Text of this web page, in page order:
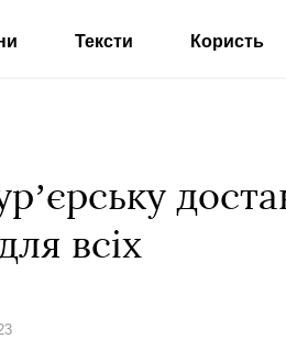
Тексти Користь
всіх